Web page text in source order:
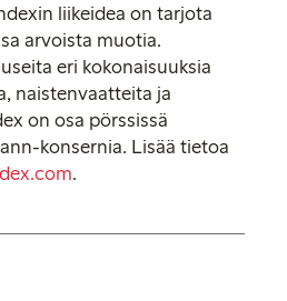
liikeidea on tarjota
arvoista muotia.
eri kokonaisuuksia
naistenvaatteita ja
on osa pörssissä
konsernia. Lisää tietoa
.